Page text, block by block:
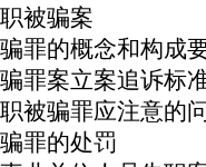
被骗案
罪的概念和构成
罪案立案追诉标
被骗罪应注意的
罪的处罚